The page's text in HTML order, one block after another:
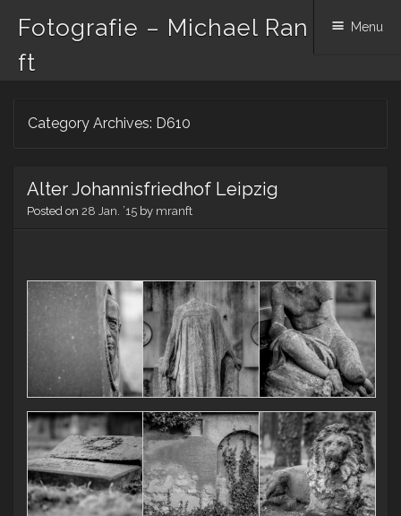
Fotografie – Michael Ran
ft
Menu
Category Archives: D610
Alter Johannisfriedhof Leipzig
Posted on 28 Jan. ’15 by mranft